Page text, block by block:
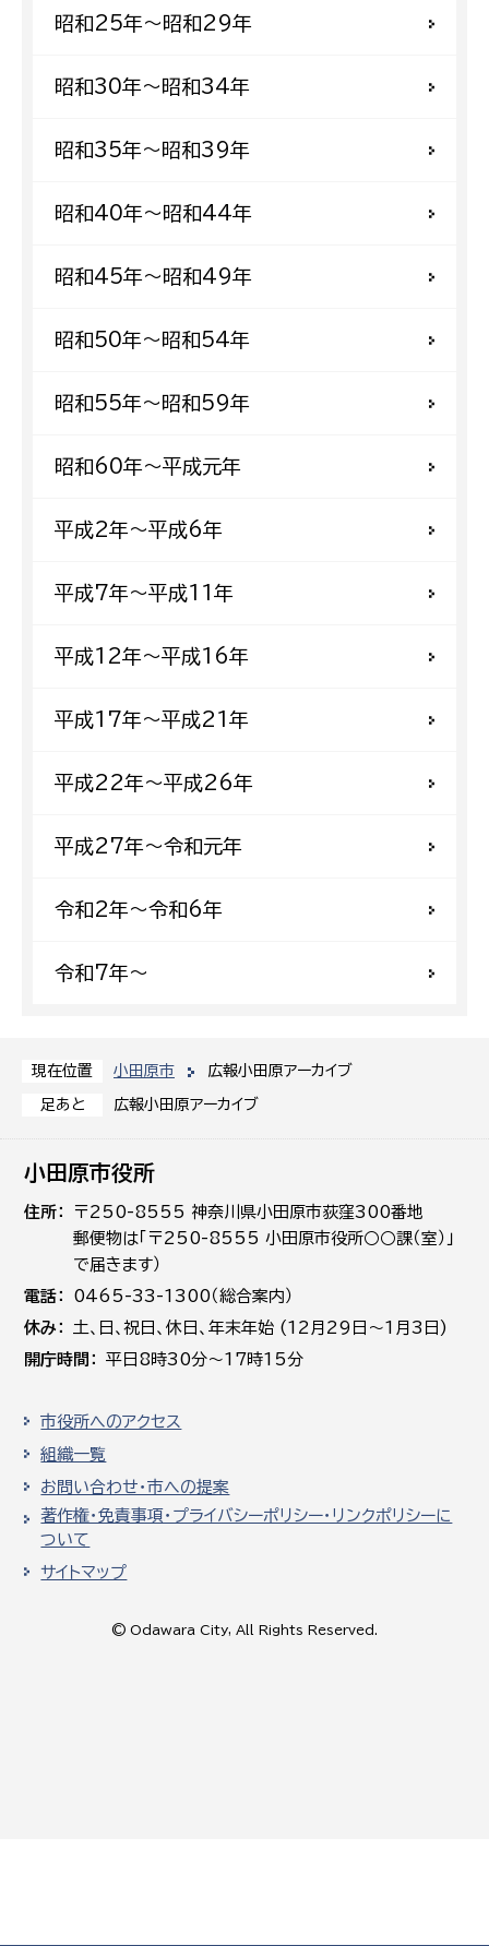
現在位置 小田原市 広報小田原アーカイブ
足あと 広報小田原アーカイブ
昭和25年〜昭和29年
昭和30年〜昭和34年
昭和35年〜昭和39年
昭和40年〜昭和44年
昭和45年〜昭和49年
昭和50年〜昭和54年
昭和55年〜昭和59年
昭和60年〜平成元年
平成2年〜平成6年
平成7年〜平成11年
平成12年〜平成16年
平成17年〜平成21年
平成22年〜平成26年
平成27年〜令和元年
令和2年〜令和6年
令和7年〜
小田原市役所
住所
〒250-8555 神奈川県小田原市荻窪300番地
郵便物は「〒250-8555 小田原市役所○○課（室）」
で届きます）
電話
0465-33-1300（総合案内）
休み
土､日､祝日、休日、年末年始 (12月29日～1月3日)
開庁時間
平日8時30分～17時15分
市役所へのアクセス
組織一覧
お問い合わせ・市への提案
著作権・免責事項・プライバシーポリシー・リンクポリシーに
ついて
サイトマップ
© Odawara City, All Rights Reserved.